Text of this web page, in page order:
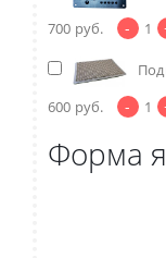
700 руб. - 1
600 руб. - 1
Форма